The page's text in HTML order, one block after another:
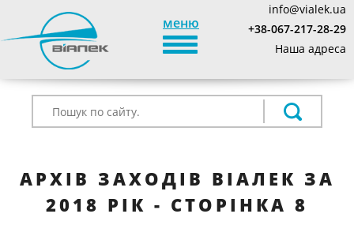
меню
TOGGLE_NAVIGATION
info@vialek.ua
+38-067-217-28-29
Наша адреса
АРХІВ ЗАХОДІВ ВІАЛЕК ЗА
2018 РІК - СТОРІНКА 8